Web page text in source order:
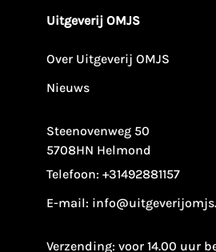
Uitgeverij OMJS
Over Uitgeverij OMJS
Nieuws
Steenovenweg 50
5708HN Helmond
Telefoon: +31492881157
E-mail:
Verzending: voor 14.00 uur